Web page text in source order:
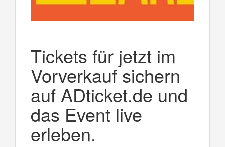
Tickets für jetzt im
Vorverkauf sichern
auf ADticket.de und
das Event live
erleben.